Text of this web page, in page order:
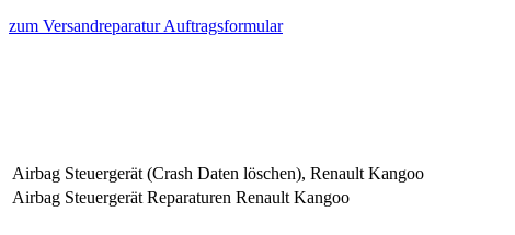
zum Versandreparatur Auftragsformular
Airbag Steuergerät (Crash Daten löschen), Renault Kangoo
Airbag Steuergerät Reparaturen Renault Kangoo